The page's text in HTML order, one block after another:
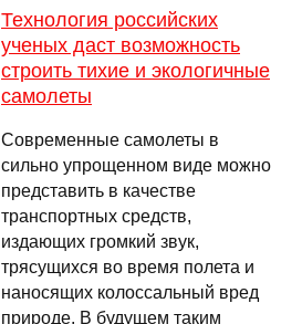
Технология российских
ученых даст возможность
строить тихие и экологичные
самолеты
Современные самолеты в
сильно упрощенном виде можно
представить в качестве
транспортных средств,
издающих громкий звук,
трясущихся во время полета и
наносящих колоссальный вред
природе. В будущем таким